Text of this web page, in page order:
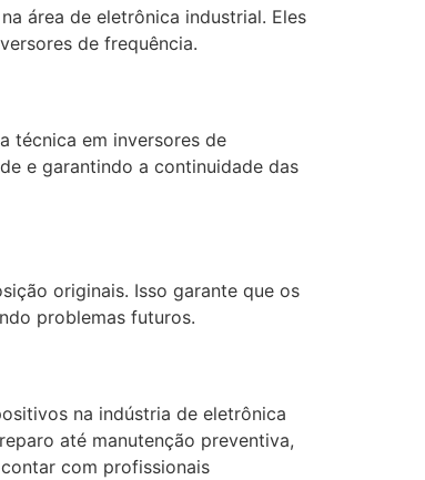
área de eletrônica industrial. Eles
de frequência.
técnica em inversores de
e garantindo a continuidade das
originais. Isso garante que os
problemas futuros.
na indústria de eletrônica
até manutenção preventiva,
com profissionais